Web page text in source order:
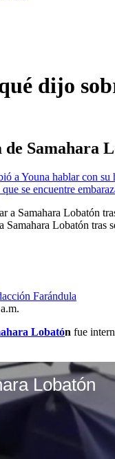
dijo
Samahara
a Youna hablar con
se encuentre
Samahara Lobatón tras
Farándula
Lobatón fue
Lobatón